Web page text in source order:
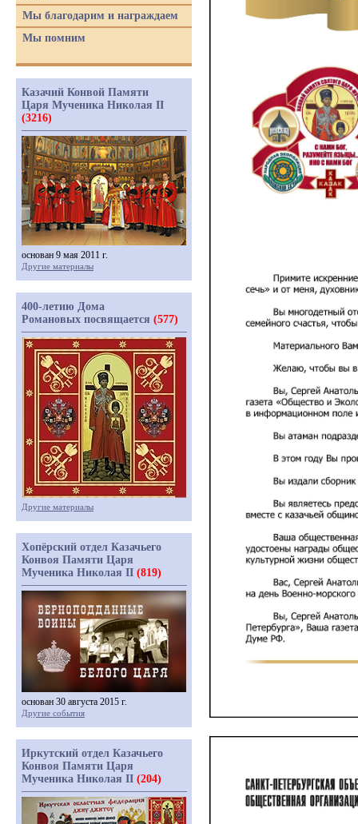
Мы благодарим и награждаем
Мы помним
Казачий Конвой Памяти
Царя Мученика Николая II
(3216)
основан 9 мая 2011 г.
Другие материалы
400-летию Дома
Романовых посвящается (577)
Другие материалы
Хопёрский отдел Казачьего
Конвоя Памяти Царя
Мученика Николая II (819)
основан 30 августа 2015 г.
Другие события
Иркутский отдел Казачьего
Конвоя Памяти Царя
Мученика Николая II (204)